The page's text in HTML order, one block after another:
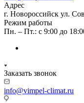
Адрес
г. Новороссийск ул.
Режим работы
Пн. – Пт.: с 9:00 до
Заказать звонок
info@vimpel-climat.ru